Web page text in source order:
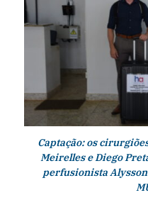
Captação: os
Meirelles e Diego
perfusionista